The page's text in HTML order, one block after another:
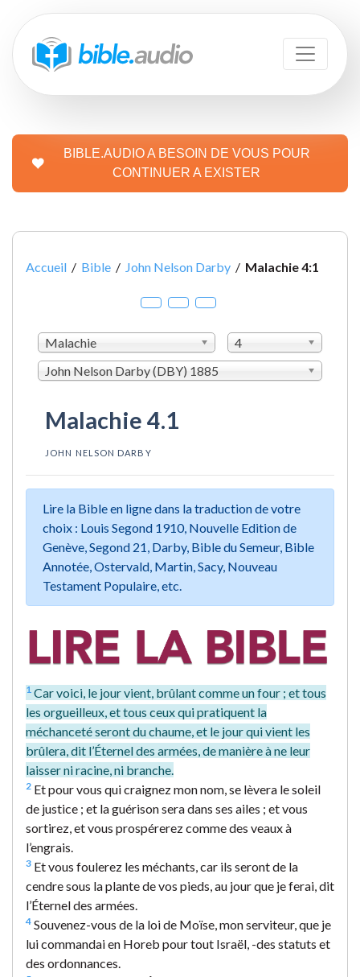
BIBLE.AUDIO A BESOIN DE VOUS POUR
CONTINUER A EXISTER
Accueil / Bible / John Nelson Darby / Malachie 4:1
Malachie
4
John Nelson Darby (DBY) 1885
Malachie 4.1
JOHN NELSON DARBY
Lire la Bible en ligne dans la traduction de votre
choix : Louis Segond 1910, Nouvelle Edition de
Genève, Segond 21, Darby, Bible du Semeur, Bible
Annotée, Ostervald, Martin, Sacy, Nouveau
Testament Populaire, etc.
1 Car voici, le jour vient, brûlant comme un four ; et tous
les orgueilleux, et tous ceux qui pratiquent la
méchanceté seront du chaume, et le jour qui vient les
brûlera, dit l’Éternel des armées, de manière à ne leur
laisser ni racine, ni branche.
2 Et pour vous qui craignez mon nom, se lèvera le soleil
de justice ; et la guérison sera dans ses ailes ; et vous
sortirez, et vous prospérerez comme des veaux à
l’engrais.
3 Et vous foulerez les méchants, car ils seront de la
cendre sous la plante de vos pieds, au jour que je ferai, dit
l’Éternel des armées.
4 Souvenez-vous de la loi de Moïse, mon serviteur, que je
lui commandai en Horeb pour tout Israël, -des statuts et
des ordonnances.